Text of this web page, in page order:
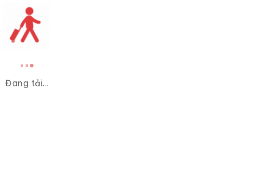
Đang tải...